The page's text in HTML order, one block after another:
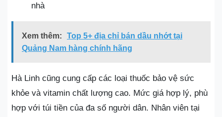
nhà
Xem thêm:
Top 5+ địa chỉ bán dầu nhớt tại
Quảng Nam hàng chính hãng
Hà Linh cũng cung cấp các loại thuốc bảo vệ sức
khỏe và vitamin chất lượng cao. Mức giá hợp lý, phù
hợp với túi tiền của đa số người dân. Nhân viên tại